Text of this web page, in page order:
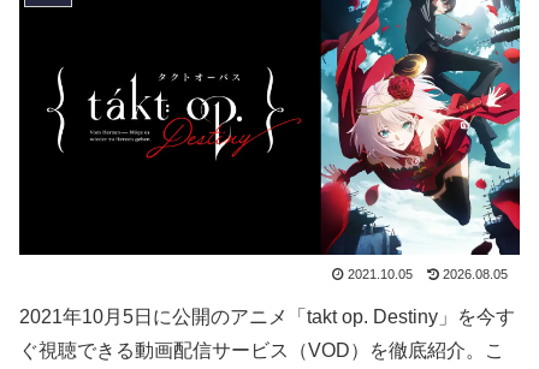
2021.10.05 2026.08.05
2021年10月5日に公開のアニメ「takt op. Destiny」を今す
ぐ視聴できる動画配信サービス（VOD）を徹底紹介。こ